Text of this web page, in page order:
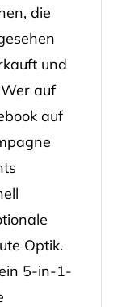
die
und
auf
auf
Optik.
5-in-1-